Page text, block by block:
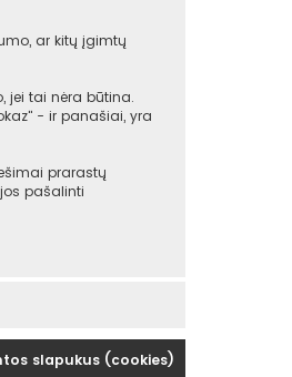
ar kitų įgimtų
jei tai nėra būtina.
- ir panašiai, yra
prarastų
pašalinti
slapukus (cookies)